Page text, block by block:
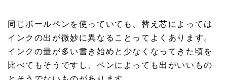
同じボールペンを使っていても、替え芯によっては
インクの出が微妙に異なることってよくあります。
インクの量が多い書き始めと少なくなってきた頃を
比べてもそうですし、ペンによっても出がいいもの